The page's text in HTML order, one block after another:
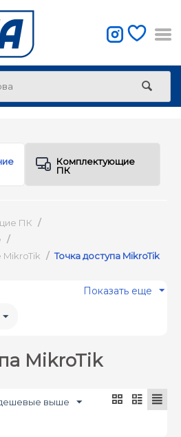
Комплектующие
ПК
ПК /
/
/ Точка доступа MikroTik
Показать еще
MikroTik
выше